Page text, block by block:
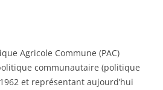
Agricole Commune (PAC)
communautaire (politique
et représentant aujourd’hui